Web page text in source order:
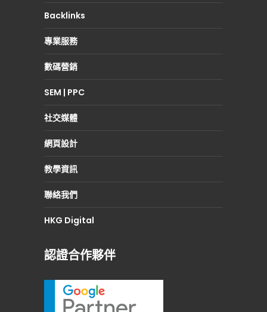
Backlinks
專業服務
數碼營銷
SEM | PPC
社交媒體
網頁設計
教學資訊
聯絡我們
HKG Digital
認證合作夥伴